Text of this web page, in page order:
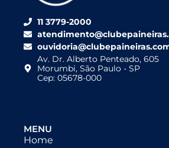
11 3779-2000
Av. Dr. Alberto Penteado, 605
Morumbi, São Paulo - SP
Cep: 05678-000
MENU
Home